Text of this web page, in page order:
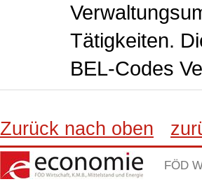
Tätigkeiten.
BEL-Codes
Zurück nach oben
FÖD